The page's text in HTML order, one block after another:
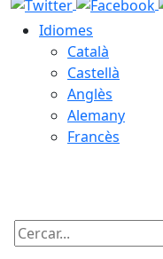
Idiomes
Català
Castellà
Anglès
Alemany
Francès
Cercar: